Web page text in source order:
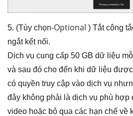
5. (Tùy chọn-Optional ) Tắt công
ngắt kết nối.
Dịch vụ cung cấp 50 GB dữ liệu
và sau đó cho đến khi dữ liệu
có quyền truy cập vào dịch vụ
đây không phải là dịch vụ phù hợp
video hoặc bỏ qua các hạn chế về